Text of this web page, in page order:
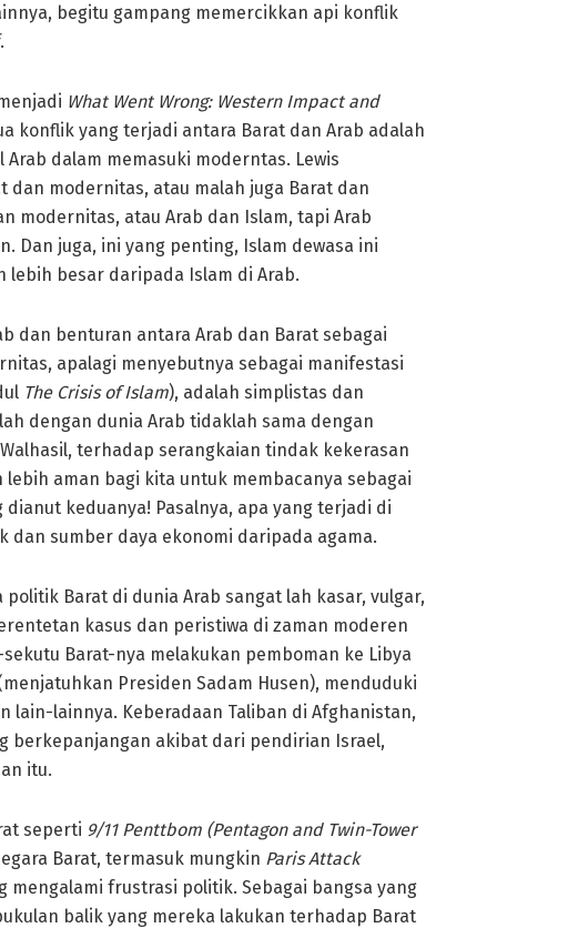
begitu gampang memercikkan api konflik
What Went Wrong: Western Impact and
konflik yang terjadi antara Barat dan Arab adalah
dalam memasuki moderntas. Lewis
dan modernitas, atau malah juga Barat dan
modernitas, atau Arab dan Islam, tapi Arab
Dan juga, ini yang penting, Islam dewasa ini
lebih besar daripada Islam di Arab.
dan benturan antara Arab dan Barat sebagai
apalagi menyebutnya sebagai manifestasi
The Crisis of Islam), adalah simplistas dan
dengan dunia Arab tidaklah sama dengan
terhadap serangkaian tindak kekerasan
aman bagi kita untuk membacanya sebagai
keduanya! Pasalnya, apa yang terjadi di
sumber daya ekonomi daripada agama.
Barat di dunia Arab sangat lah kasar, vulgar,
kasus dan peristiwa di zaman moderen
Barat-nya melakukan pemboman ke Libya
Presiden Sadam Husen), menduduki
lain-lainnya. Keberadaan Taliban di Afghanistan,
berkepanjangan akibat dari pendirian Israel,
itu.
seperti 9/11 Penttbom (Pentagon and Twin-Tower
Barat, termasuk mungkin Paris Attack
frustrasi politik. Sebagai bangsa yang
balik yang mereka lakukan terhadap Barat